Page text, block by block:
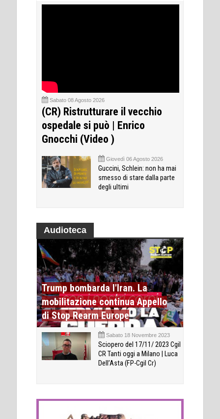
Sabato 08 Agosto 2026
(CR) Ristrutturare il vecchio
ospedale si può | Enrico
Gnocchi (Video )
Giovedì 06 Agosto 2026
Guccini, Schlein: non ha mai
smesso di stare dalla parte
degli ultimi
Audioteca
Trump bombarda l'Iran. La
mobilitazione continua Appello
di Stop Rearm Europe
Sabato 18 Novembre 2023
Sciopero del 17/11/ 2023 Cgil
CR Tanti oggi a Milano | Luca
Dell’Asta (FP-Cgil Cr)